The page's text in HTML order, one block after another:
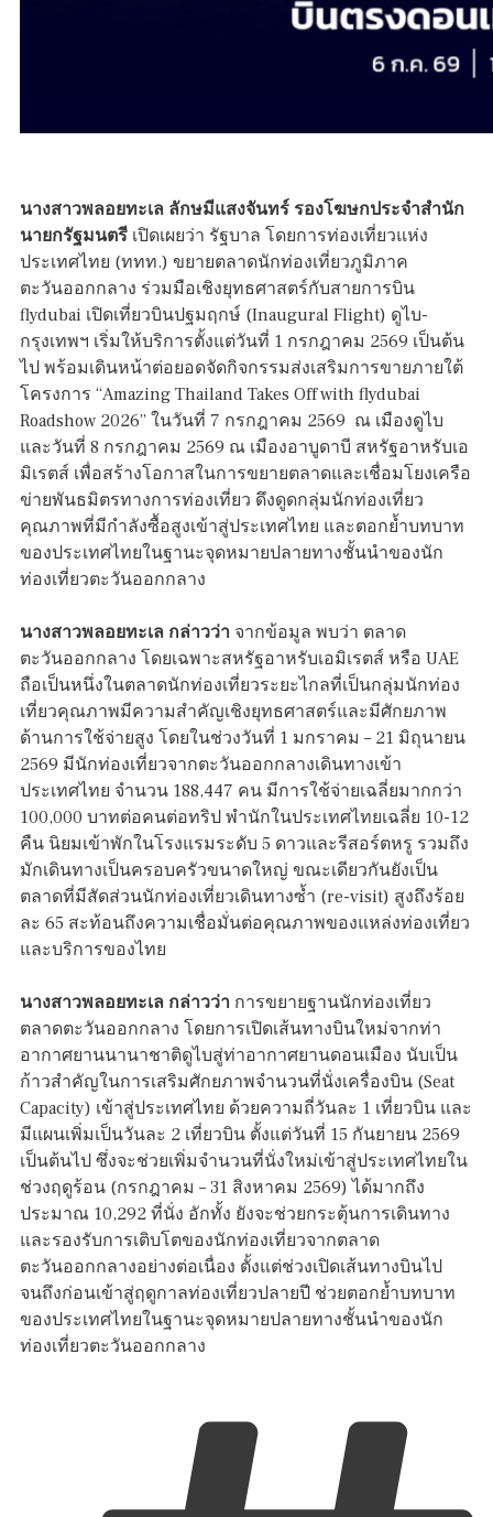
นางสาวพลอยทะเล ลักษมีแสงจันทร์ รองโฆษกประจำสำนัก
นายกรัฐมนตรี เปิดเผยว่า รัฐบาล โดยการท่องเที่ยวแห่ง
ประเทศไทย (ททท.) ขยายตลาดนักท่องเที่ยวภูมิภาค
ตะวันออกกลาง ร่วมมือเชิงยุทธศาสตร์กับสายการบิน
flydubai เปิดเที่ยวบินปฐมฤกษ์ (Inaugural Flight) ดูไบ-
กรุงเทพฯ เริ่มให้บริการตั้งแต่วันที่ 1 กรกฎาคม 2569 เป็นต้น
ไป พร้อมเดินหน้าต่อยอดจัดกิจกรรมส่งเสริมการขายภายใต้
โครงการ “Amazing Thailand Takes Off with flydubai
Roadshow 2026” ในวันที่ 7 กรกฎาคม 2569 ณ เมืองดูไบ
และวันที่ 8 กรกฎาคม 2569 ณ เมืองอาบูดาบี สหรัฐอาหรับเอ
มิเรตส์ เพื่อสร้างโอกาสในการขยายตลาดและเชื่อมโยงเครือ
ข่ายพันธมิตรทางการท่องเที่ยว ดึงดูดกลุ่มนักท่องเที่ยว
คุณภาพที่มีกำลังซื้อสูงเข้าสู่ประเทศไทย และตอกย้ำบทบาท
ของประเทศไทยในฐานะจุดหมายปลายทางชั้นนำของนัก
ท่องเที่ยวตะวันออกกลาง
นางสาวพลอยทะเล กล่าวว่า จากข้อมูล พบว่า ตลาด
ตะวันออกกลาง โดยเฉพาะสหรัฐอาหรับเอมิเรตส์ หรือ UAE
ถือเป็นหนึ่งในตลาดนักท่องเที่ยวระยะไกลที่เป็นกลุ่มนักท่อง
เที่ยวคุณภาพมีความสำคัญเชิงยุทธศาสตร์และมีศักยภาพ
ด้านการใช้จ่ายสูง โดยในช่วงวันที่ 1 มกราคม – 21 มิถุนายน
2569 มีนักท่องเที่ยวจากตะวันออกกลางเดินทางเข้า
ประเทศไทย จำนวน 188,447 คน มีการใช้จ่ายเฉลี่ยมากกว่า
100,000 บาทต่อคนต่อทริป พำนักในประเทศไทยเฉลี่ย 10-12
คืน นิยมเข้าพักในโรงแรมระดับ 5 ดาวและรีสอร์ตหรู รวมถึง
มักเดินทางเป็นครอบครัวขนาดใหญ่ ขณะเดียวกันยังเป็น
ตลาดที่มีสัดส่วนนักท่องเที่ยวเดินทางซ้ำ (re-visit) สูงถึงร้อย
ละ 65 สะท้อนถึงความเชื่อมั่นต่อคุณภาพของแหล่งท่องเที่ยว
และบริการของไทย
นางสาวพลอยทะเล กล่าวว่า การขยายฐานนักท่องเที่ยว
ตลาดตะวันออกกลาง โดยการเปิดเส้นทางบินใหม่จากท่า
อากาศยานนานาชาติดูไบสู่ท่าอากาศยานดอนเมือง นับเป็น
ก้าวสำคัญในการเสริมศักยภาพจำนวนที่นั่งเครื่องบิน (Seat
Capacity) เข้าสู่ประเทศไทย ด้วยความถี่วันละ 1 เที่ยวบิน และ
มีแผนเพิ่มเป็นวันละ 2 เที่ยวบิน ตั้งแต่วันที่ 15 กันยายน 2569
เป็นต้นไป ซึ่งจะช่วยเพิ่มจำนวนที่นั่งใหม่เข้าสู่ประเทศไทยใน
ช่วงฤดูร้อน (กรกฎาคม – 31 สิงหาคม 2569) ได้มากถึง
ประมาณ 10,292 ที่นั่ง อักทั้ง ยังจะช่วยกระตุ้นการเดินทาง
และรองรับการเติบโตของนักท่องเที่ยวจากตลาด
ตะวันออกกลางอย่างต่อเนื่อง ตั้งแต่ช่วงเปิดเส้นทางบินไป
จนถึงก่อนเข้าสู่ฤดูกาลท่องเที่ยวปลายปี ช่วยตอกย้ำบทบาท
ของประเทศไทยในฐานะจุดหมายปลายทางชั้นนำของนัก
ท่องเที่ยวตะวันออกกลาง